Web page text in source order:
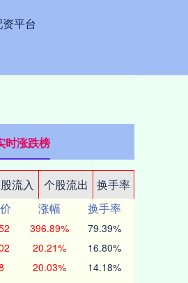
平台
时涨跌榜
流入 个股流出
换手率
涨幅
换手率
396.89% 79.39%
20.21% 16.80%
20.03% 14.18%